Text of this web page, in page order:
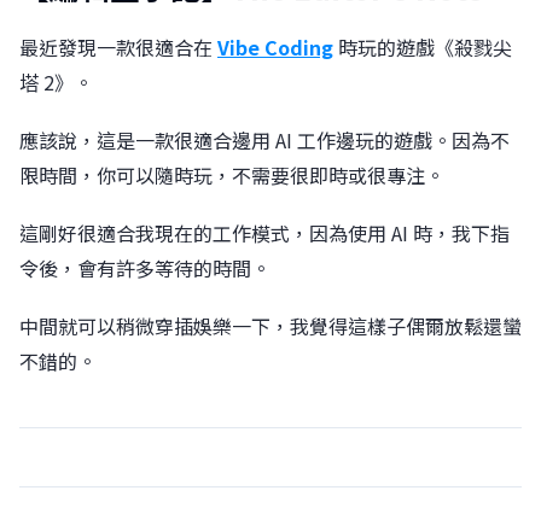
最近發現一款很適合在 Vibe Coding 時玩的遊戲《殺戮尖
塔 2》。
應該說，這是一款很適合邊用 AI 工作邊玩的遊戲。因為不
限時間，你可以隨時玩，不需要很即時或很專注。
這剛好很適合我現在的工作模式，因為使用 AI 時，我下指
令後，會有許多等待的時間。
中間就可以稍微穿插娛樂一下，我覺得這樣子偶爾放鬆還蠻
不錯的。